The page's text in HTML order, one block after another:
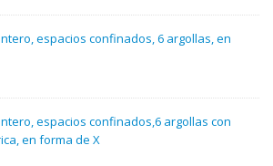
espacios confinados, 6 argollas, en
espacios confinados,6 argollas con
en forma de X